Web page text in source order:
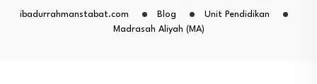
Praktek Dakwah Lapangan dan Peskil Ramadhan –…
Diantara Takbir Dan Air Mata Pengorbanan –…
ibadurrahmanstabat.com Blog
Unit Pendidikan
Madrasah Aliyah (MA)